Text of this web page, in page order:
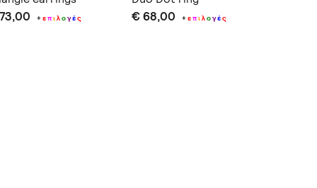
+επιλογές € 68,00 +επιλογές